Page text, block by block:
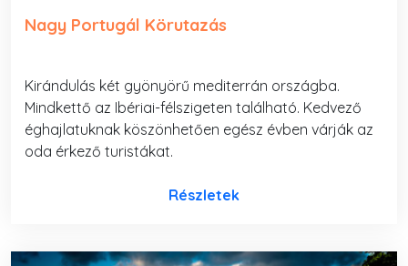
Nagy Portugál Körutazás
Kirándulás két gyönyörű mediterrán országba.
Mindkettő az Ibériai-félszigeten található. Kedvező
éghajlatuknak köszönhetően egész évben várják az
oda érkező turistákat.
Részletek